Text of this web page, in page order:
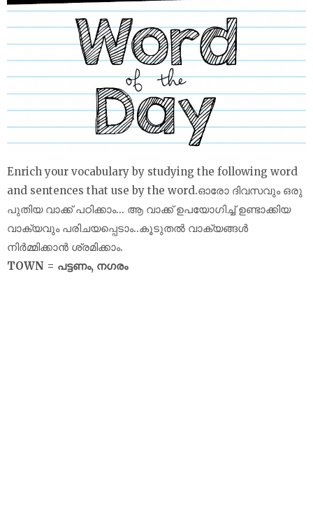
Enrich your vocabulary by studying the following word
and sentences that use by the word.ഓരോ ദിവസവും ഒരു
പുതിയ വാക്ക് പഠിക്കാം... ആ വാക്ക് ഉപയോഗിച്ച് ഉണ്ടാക്കിയ
വാക്യവും പരിചയപ്പെടാം..കൂടുതൽ വാക്യങ്ങൾ
നിർമ്മിക്കാൻ ശ്രമിക്കാം.
TOWN = പട്ടണം, നഗരം